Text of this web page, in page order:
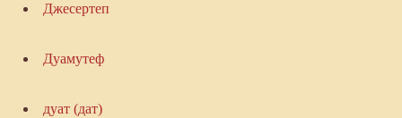
Джесертеп
Дуамутеф
дуат (дат)